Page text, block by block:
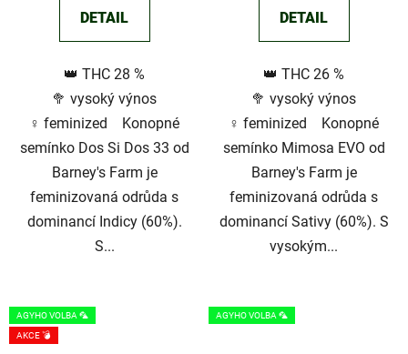
3,0
5
hvězdiček.
DETAIL
👑 THC 28 %
🥦 vysoký výnos
♀️ feminized Konopné
semínko Dos Si Dos 33 od
Barney's Farm je
feminizovaná odrůda s
dominancí Indicy (60%).
S...
3,2
5
hvězdiček.
DETAIL
👑 THC 26 %
🥦 vysoký výnos
♀️ feminized Konopné
semínko Mimosa EVO od
Barney's Farm je
feminizovaná odrůda s
dominancí Sativy (60%). S
vysokým...
AGYHO VOLBA 🦜
AKCE 💣
AGYHO VOLBA 🦜